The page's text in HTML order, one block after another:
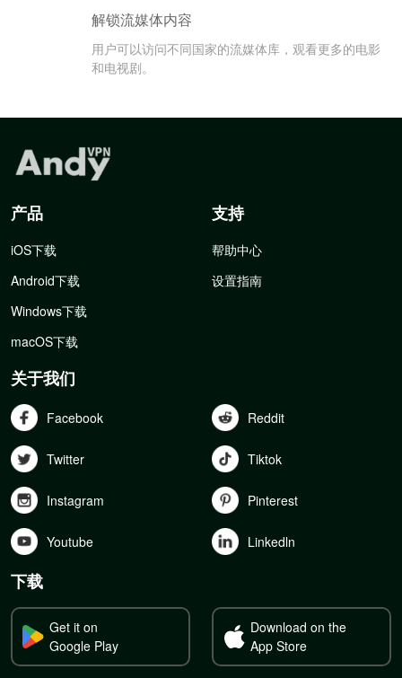
解锁流媒体内容
用户可以访问不同国家的流媒体库，观看更多的电影
和电视剧。
产品
iOS下载
Android下载
Windows下载
macOS下载
支持
帮助中心
设置指南
关于我们
Facebook Reddit
Twitter Tiktok
Instagram Pinterest
Youtube Linkedln
下载
Get it on
Google Play
Download on the
App Store